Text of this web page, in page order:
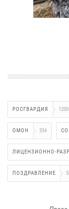
РОСГВАРДИЯ 1200
ОМОН 334
ЛИЦЕНЗИОННО-
ПОЗДРАВЛЕНИЕ